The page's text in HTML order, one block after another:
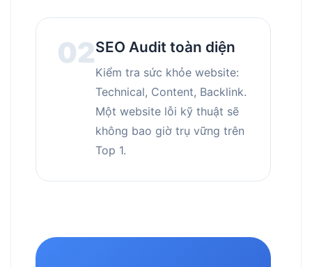
02SEO Audit toàn diện
Kiểm tra sức khỏe website:
Technical, Content, Backlink.
Một website lỗi kỹ thuật sẽ
không bao giờ trụ vững trên
Top 1.